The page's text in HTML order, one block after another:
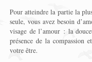
Pour atteindre la partie la
seule, vous avez besoin
visage de l’amour : la
présence de la compassion
votre être.